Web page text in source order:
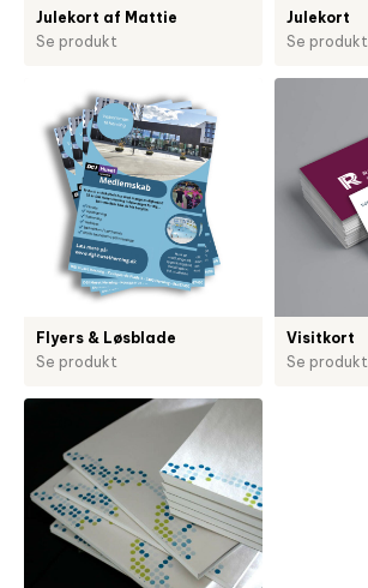
Julekort af Mattie
Se produkt
Julekort
Se produkt
Flyers & Løsblade
Se produkt
Visitkort
Se produkt